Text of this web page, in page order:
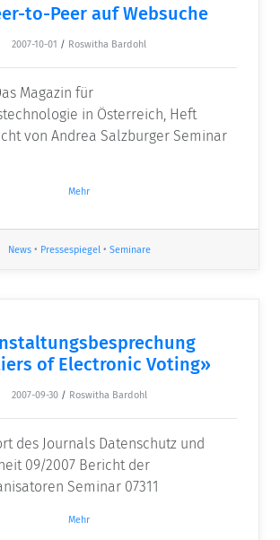
to-Peer auf Websuche
2007-10-01 / Roswitha Bardohl
Magazin für
in Österreich, Heft
von Andrea Salzburger Seminar
Mehr
News• Pressespiegel • Seminare
of Electronic Voting»
2007-09-30 / Roswitha Bardohl
des Journals Datenschutz und
09/2007 Bericht der
Seminar 07311
Mehr